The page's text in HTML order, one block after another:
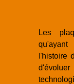
Les
l'histoire